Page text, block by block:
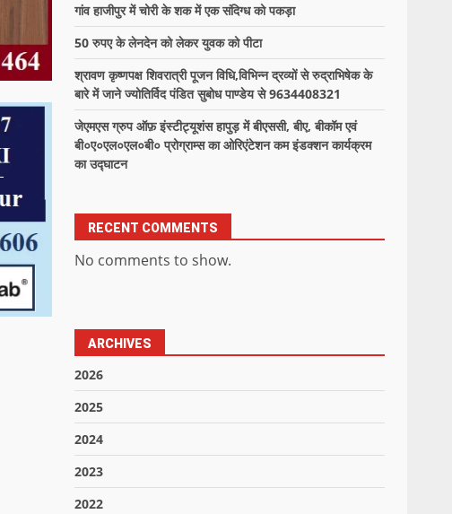
गांव हाजीपुर में चोरी के शक में एक संदिग्ध को पकड़ा
50 रुपए के लेनदेन को लेकर युवक को पीटा
श्रावण कृष्णपक्ष शिवरात्री पूजन विधि,विभिन्न द्रव्यों से रुद्राभिषेक के
बारे में जाने ज्योतिर्विद पंडित सुबोध पाण्डेय से 9634408321
जेएमएस ग्रुप ऑफ़ इंस्टीट्यूशंस हापुड़ में बीएससी, बीए, बीकॉम एवं
बी०ए०एल०एल०बी० प्रोग्राम्स का ओरिएंटेशन कम इंडक्शन कार्यक्रम
का उद्घाटन
RECENT COMMENTS
No comments to show.
ARCHIVES
2026
2025
2024
2023
2022